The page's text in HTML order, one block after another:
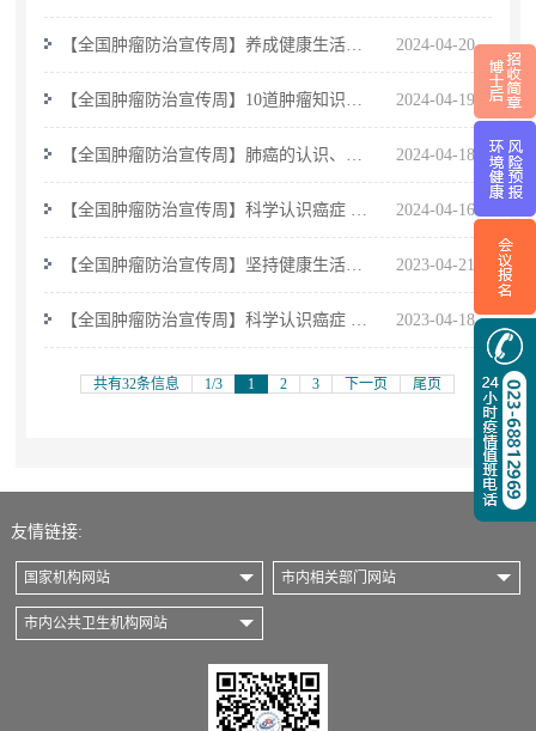
防治宣传周主题及海报发布
【全国肿瘤防治宣传周】养成健康生活方
式，远离癌症
2024-04-20
【全国肿瘤防治宣传周】10道肿瘤知识
题，你能全对吗？
2024-04-19
【全国肿瘤防治宣传周】肺癌的认识、预
防与早期治疗
2024-04-18
【全国肿瘤防治宣传周】科学认识癌症 综
合施策防控
2024-04-16
【全国肿瘤防治宣传周】坚持健康生活方
式 降低癌症风险
2023-04-21
【全国肿瘤防治宣传周】科学认识癌症 实
施三级预防
2023-04-18
共有32条信息 1/3 1 2 3 下一页 尾页
友情链接:
国家机构网站 市内相关部门网站
市内公共卫生机构网站